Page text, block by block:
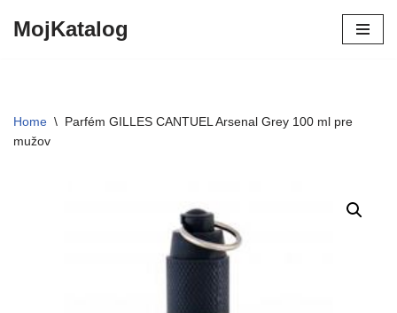
MojKatalog
Home \ Parfém GILLES CANTUEL Arsenal Grey 100 ml pre
mužov